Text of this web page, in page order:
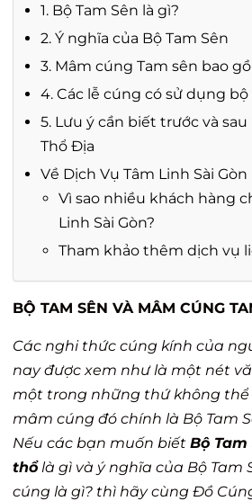
1. Bộ Tam Sên là gì?
2. Ý nghĩa của Bộ Tam Sên
3. Mâm cúng Tam sên bao
4. Các lễ cúng có sử dụng
5. Lưu ý cần biết trước và
Thổ Địa
Về Dịch Vụ Tâm Linh Sài Gòn
Vì sao nhiều khách hàng
Linh Sài Gòn?
Tham khảo thêm dịch vụ
BỘ TAM SÊN VÀ MÂM CÚNG
Các nghi thức cúng kính của
nay được xem như là một nét
một trong những thứ không
mâm cúng đó chính là Bộ Tam
Nếu các bạn muốn biết Bộ
thổlà gì và ý nghĩa của Bộ Tam
cúng là gì? thì hãy cùng Đồ